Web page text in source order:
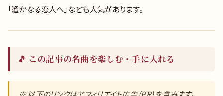
「遙かなる恋人へ」なども人気があります。
🎵 この記事の名曲を楽しむ・手に入れる
※ 以下のリンクはアフィリエイト広告（PR）を含みます。